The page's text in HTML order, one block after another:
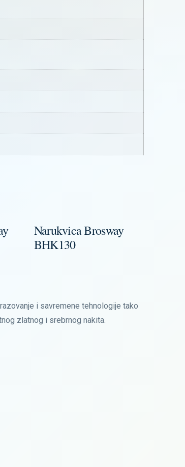
Narukvica Brosway
BHK130
i savremene tehnologije tako
zlatnog i srebrnog nakita.